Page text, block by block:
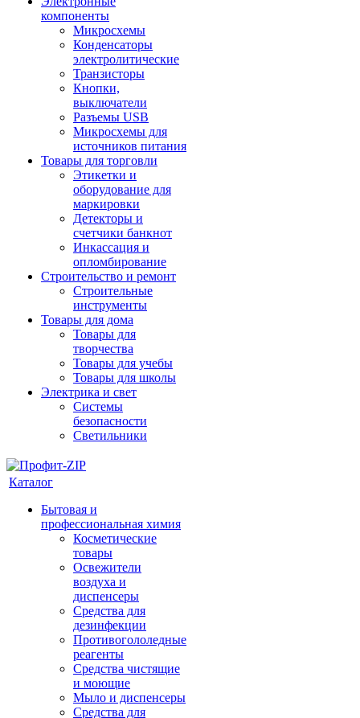
компоненты
Микросхемы
Конденсаторы
электролитические
Транзисторы
Кнопки,
выключатели
Разъемы USB
Микросхемы для
источников питания
Товары для торговли
Этикетки и
оборудование для
маркировки
Детекторы и
счетчики банкнот
Инкассация и
опломбирование
Строительство и ремонт
Строительные
инструменты
Товары для дома
Товары для
творчества
Товары для учебы
Товары для школы
Электрика и свет
Системы
безопасности
Светильники
Каталог
Бытовая и
профессиональная химия
Косметические
товары
Освежители
воздуха и
диспенсеры
Средства для
дезинфекции
Противогололедные
реагенты
Средства чистящие
и моющие
Мыло и диспенсеры
Средства для